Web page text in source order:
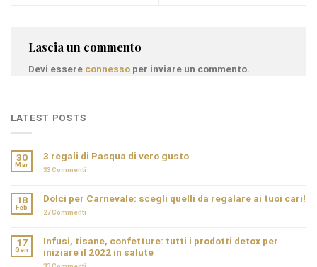
Lascia un commento
Devi essere connesso per inviare un commento.
LATEST POSTS
30
Mar
3 regali di Pasqua di vero gusto
33Commenti
18
Feb
Dolci per Carnevale: scegli quelli da regalare ai tuoi cari!
27Commenti
17
Gen
Infusi, tisane, confetture: tutti i prodotti detox per
iniziare il 2022 in salute